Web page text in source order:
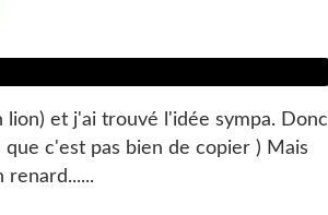
et j'ai trouvé l'idée sympa. Donc
c'est pas bien de copier ) Mais
renard......